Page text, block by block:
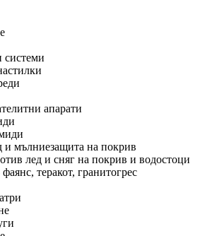
системи
апарати
мълниезащита на покрив
лед и сняг на покрив и водостоци
теракот, гранитогрес